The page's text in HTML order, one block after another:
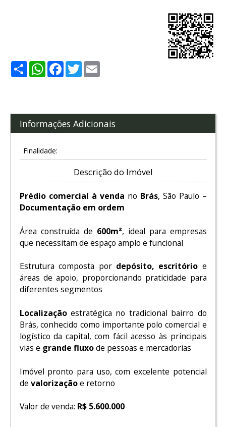
ShareWhatsApp
Facebook
Twitter
Informações Adicionais
Finalidade:
Descrição do Imóvel
Prédio comercial à venda no Brás, São Paulo –
Documentação em ordem
Área construída de 600m², ideal para empresas
que necessitam de espaço amplo e funcional
Estrutura composta por depósito, escritórioe
áreas de apoio, proporcionando praticidade para
diferentes segmentos
Localizaçãoestratégica no tradicional bairro do
Brás, conhecido como importante polo comercial e
logístico da capital, com fácil acesso às principais
vias e grande fluxode pessoas e mercadorias
Imóvel pronto para uso, com excelente potencial
de valorizaçãoe retorno
Valor de venda: R$ 5.600.000